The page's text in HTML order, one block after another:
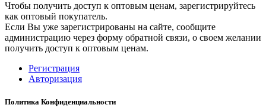
Чтобы получить доступ к оптовым ценам, зарегистрируйтесь
как оптовый покупатель.
Если Вы уже зарегистрированы на сайте, сообщите
администрацию через форму обратной связи, о своем желании
получить доступ к оптовым ценам.
Регистрация
Авторизация
Политика Конфиденциальности